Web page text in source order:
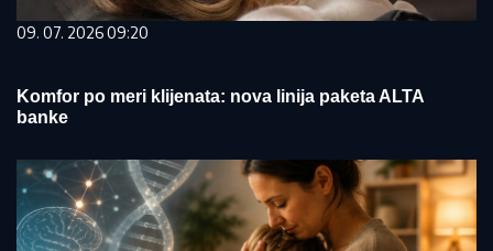
09. 07. 2026 09:20
Komfor po meri klijenata: nova linija paketa ALTA
banke